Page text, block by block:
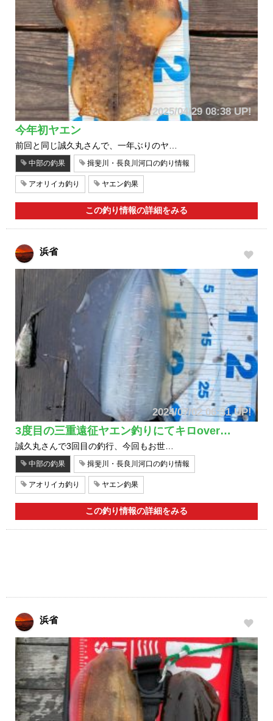
2025/04/29 08:38 UP!
今年初ヤエン
前回と同じ誠久丸さんで、一年ぶりのヤ…
中部の釣果 揖斐川・長良川河口の釣り情報
アオリイカ釣り ヤエン釣果
この釣り情報の詳細をみる
浜省
2024/07/02 06:31 UP!
3度目の三重遠征ヤエン釣りにてキロover…
誠久丸さんで3回目の釣行、今回もお世…
中部の釣果 揖斐川・長良川河口の釣り情報
アオリイカ釣り ヤエン釣果
この釣り情報の詳細をみる
浜省